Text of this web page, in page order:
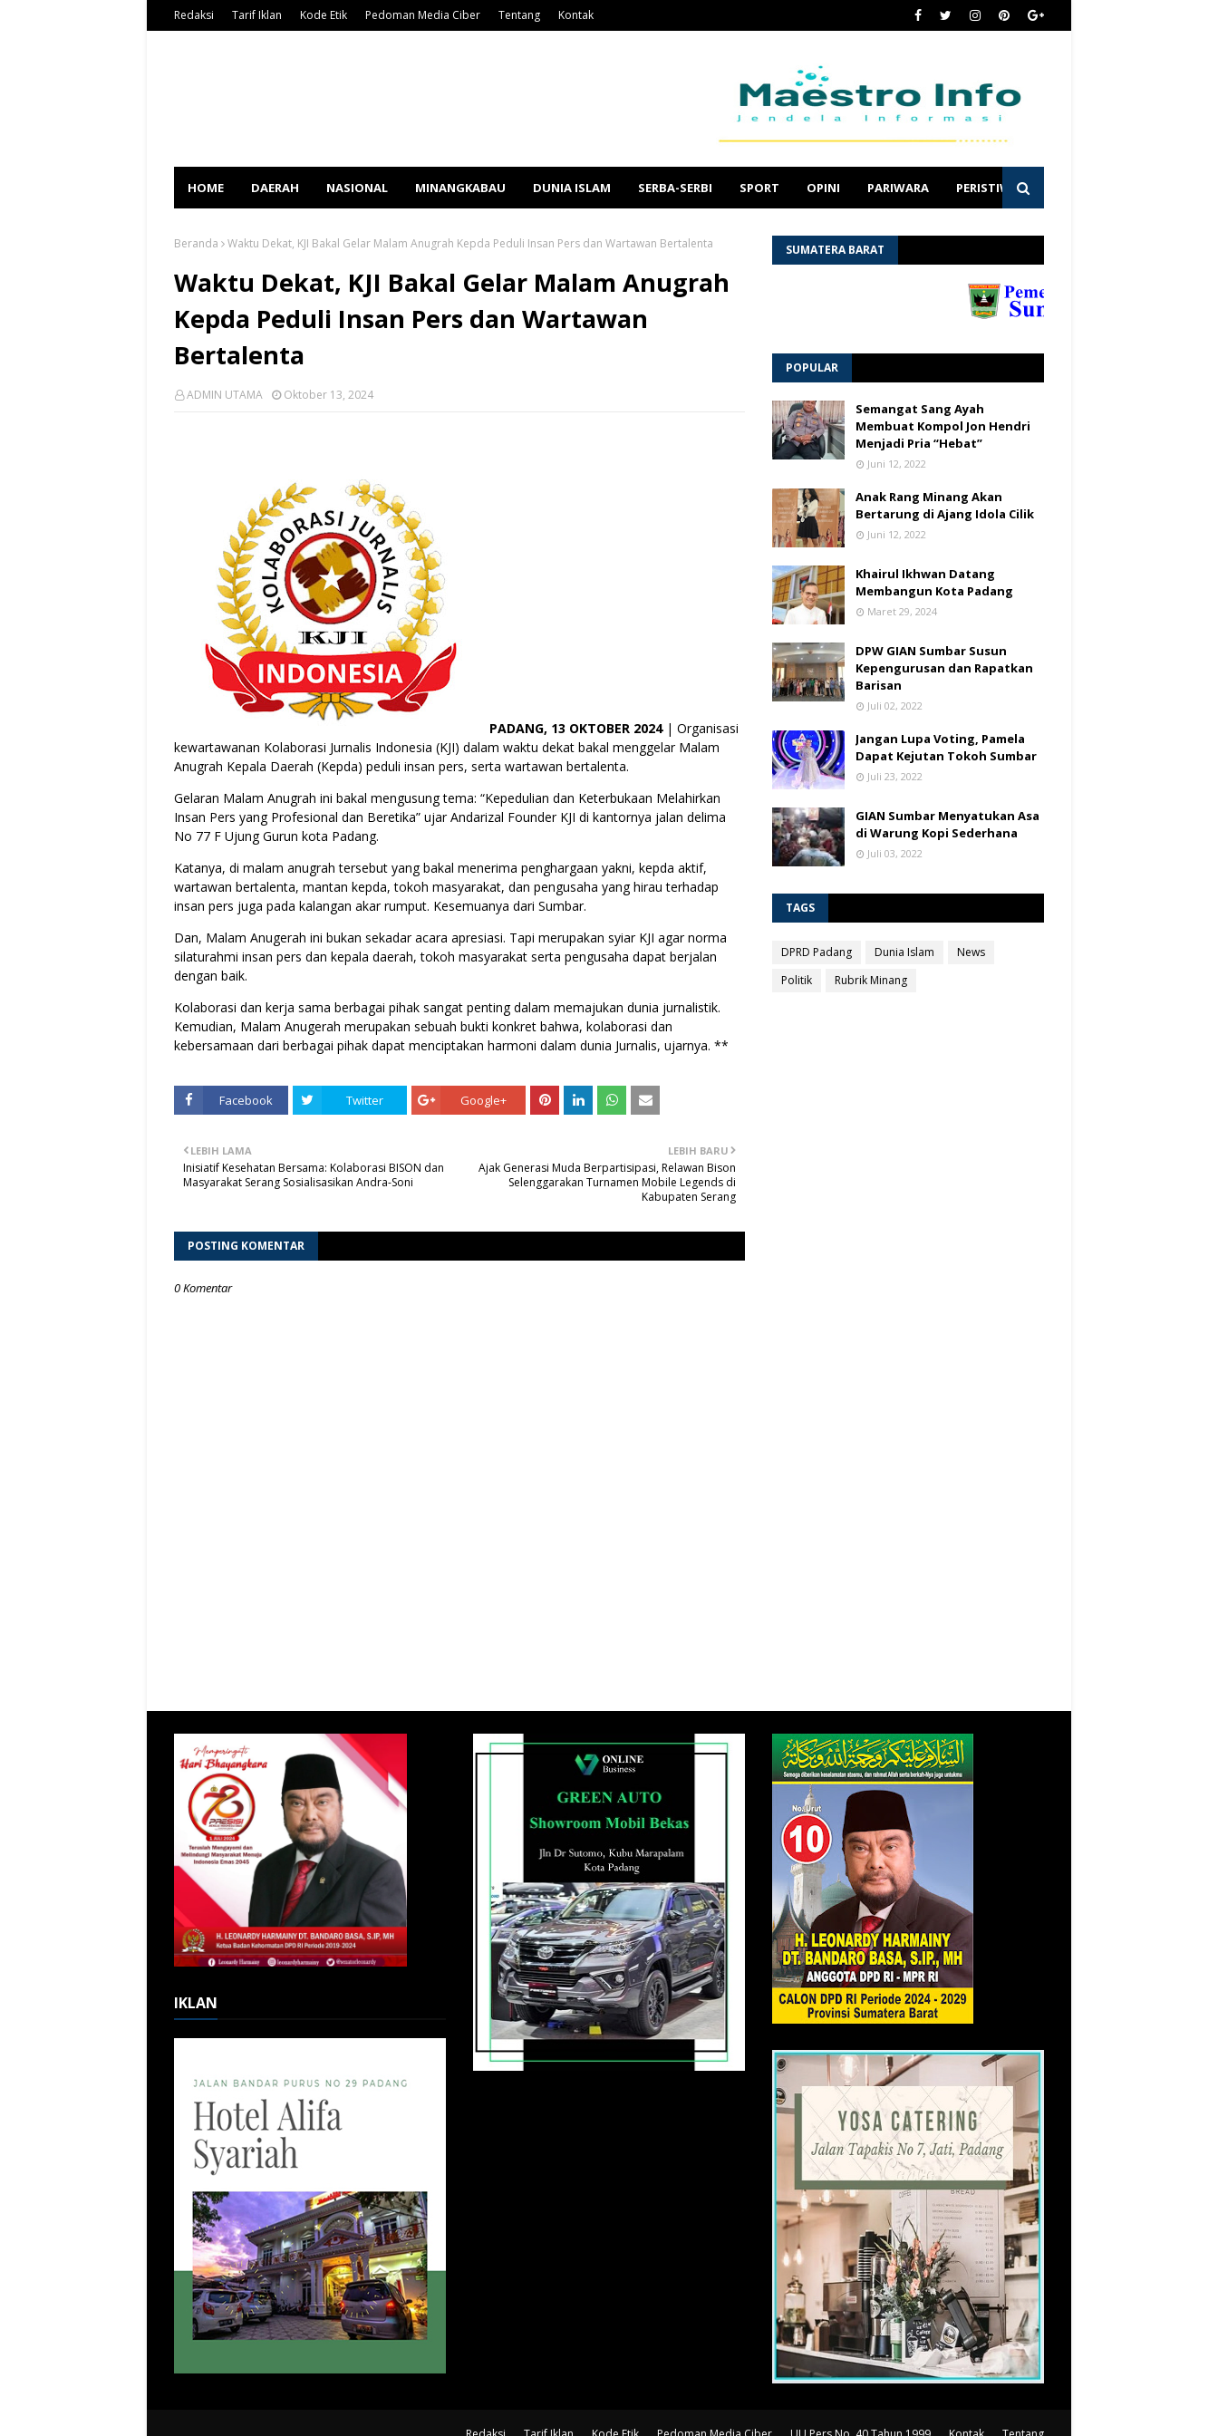
Redaksi Tarif Iklan Kode Etik Pedoman Media Ciber Tentang Kontak
HOME DAERAH NASIONAL MINANGKABAU DUNIA ISLAM SERBA-SERBI SPORT OPINI PARIWARA PERISTIWA
Beranda Waktu Dekat, KJI Bakal Gelar Malam Anugrah Kepda Peduli Insan Pers dan Wartawan Bertalenta
Waktu Dekat, KJI Bakal Gelar Malam Anugrah
Kepda Peduli Insan Pers dan Wartawan
Bertalenta
ADMIN UTAMA Oktober 13, 2024
PADANG, 13 OKTOBER 2024 | Organisasi
kewartawanan Kolaborasi Jurnalis Indonesia (KJI) dalam waktu dekat bakal menggelar Malam
Anugrah Kepala Daerah (Kepda) peduli insan pers, serta wartawan bertalenta.
Gelaran Malam Anugrah ini bakal mengusung tema: “Kepedulian dan Keterbukaan Melahirkan
Insan Pers yang Profesional dan Beretika” ujar Andarizal Founder KJI di kantornya jalan delima
No 77 F Ujung Gurun kota Padang.
Katanya, di malam anugrah tersebut yang bakal menerima penghargaan yakni, kepda aktif,
wartawan bertalenta, mantan kepda, tokoh masyarakat, dan pengusaha yang hirau terhadap
insan pers juga pada kalangan akar rumput. Kesemuanya dari Sumbar.
Dan, Malam Anugerah ini bukan sekadar acara apresiasi. Tapi merupakan syiar KJI agar norma
silaturahmi insan pers dan kepala daerah, tokoh masyarakat serta pengusaha dapat berjalan
dengan baik.
Kolaborasi dan kerja sama berbagai pihak sangat penting dalam memajukan dunia jurnalistik.
Kemudian, Malam Anugerah merupakan sebuah bukti konkret bahwa, kolaborasi dan
kebersamaan dari berbagai pihak dapat menciptakan harmoni dalam dunia Jurnalis, ujarnya. **
Facebook Twitter Google+
LEBIH BARU
Ajak Generasi Muda Berpartisipasi, Relawan Bison
Selenggarakan Turnamen Mobile Legends di
Kabupaten Serang
LEBIH LAMA
Inisiatif Kesehatan Bersama: Kolaborasi BISON dan
Masyarakat Serang Sosialisasikan Andra-Soni
POSTING KOMENTAR
0 Komentar
SUMATERA BARAT
POPULAR
Semangat Sang Ayah
Membuat Kompol Jon Hendri
Menjadi Pria “Hebat”
Juni 12, 2022
Anak Rang Minang Akan
Bertarung di Ajang Idola Cilik
Juni 12, 2022
Khairul Ikhwan Datang
Membangun Kota Padang
Maret 29, 2024
DPW GIAN Sumbar Susun
Kepengurusan dan Rapatkan
Barisan
Juli 02, 2022
Jangan Lupa Voting, Pamela
Dapat Kejutan Tokoh Sumbar
Juli 23, 2022
GIAN Sumbar Menyatukan Asa
di Warung Kopi Sederhana
Juli 03, 2022
TAGS
DPRD Padang Dunia Islam
News
Politik
Rubrik Minang
IKLAN